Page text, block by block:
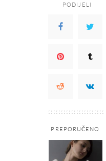
PODIJELI
PREPORUČENO